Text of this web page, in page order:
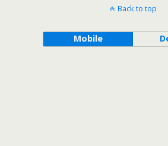
Back to top
Mobile